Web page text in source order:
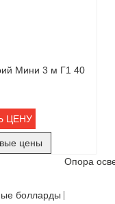
Мини 3 м Г1 40
ЦЕНУ
цены
Опора
болларды